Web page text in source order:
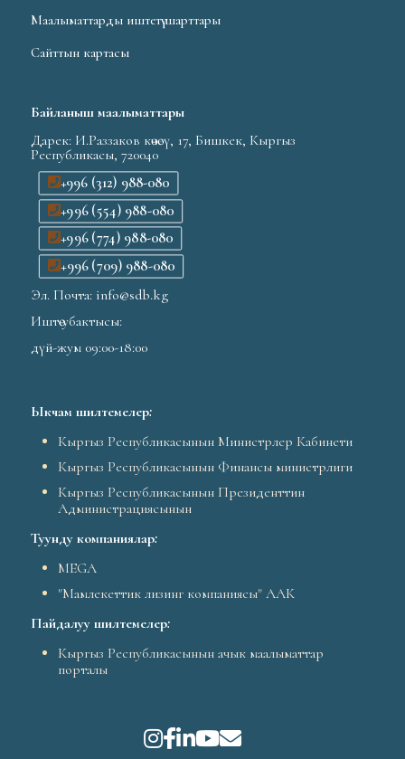
Маалыматтарды иштетүү шарттары
Сайттын картасы
Байланыш маалыматтары
Дарек: И.Раззаков көчөсү, 17, Бишкек, Кыргыз
Республикасы, 720040
+996 (312) 988-080
+996 (554) 988-080
+996 (774) 988-080
+996 (709) 988-080
Эл. Почта: info@sdb.kg
Иштөө убактысы:
дүй-жум 09:00-18:00
Ыкчам шилтемелер:
Кыргыз Республикасынын Министрлер Кабинети
Кыргыз Республикасынын Финансы министрлиги
Кыргыз Республикасынын Президенттин
Администрациясынын
Туунду компаниялар:
MEGA
"Мамлекеттик лизинг компаниясы" ААК
Пайдалуу шилтемелер:
Кыргыз Республикасынын ачык маалыматтар
порталы